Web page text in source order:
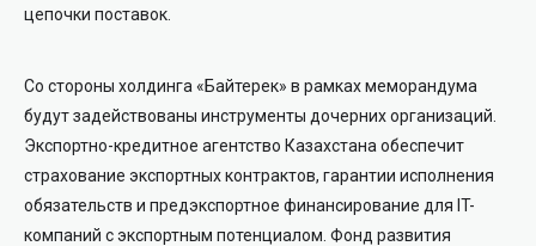
цепочки поставок.
Со стороны холдинга «Байтерек» в рамках меморандума
будут задействованы инструменты дочерних организаций.
Экспортно-кредитное агентство Казахстана обеспечит
страхование экспортных контрактов, гарантии исполнения
обязательств и предэкспортное финансирование для IT-
компаний с экспортным потенциалом. Фонд развития